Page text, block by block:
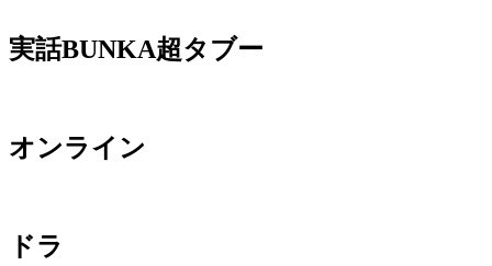
実話BUNKA超タブー
オンライン
ドラ